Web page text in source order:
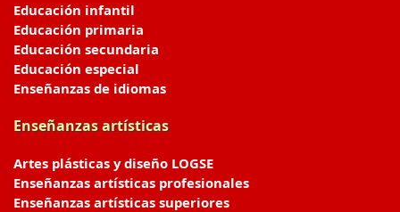
Educación infantil
Educación primaria
Educación secundaria
Educación especial
Enseñanzas de idiomas
Enseñanzas artísticas
Artes plásticas y diseño LOGSE
Enseñanzas artísticas profesionales
Enseñanzas artísticas superiores